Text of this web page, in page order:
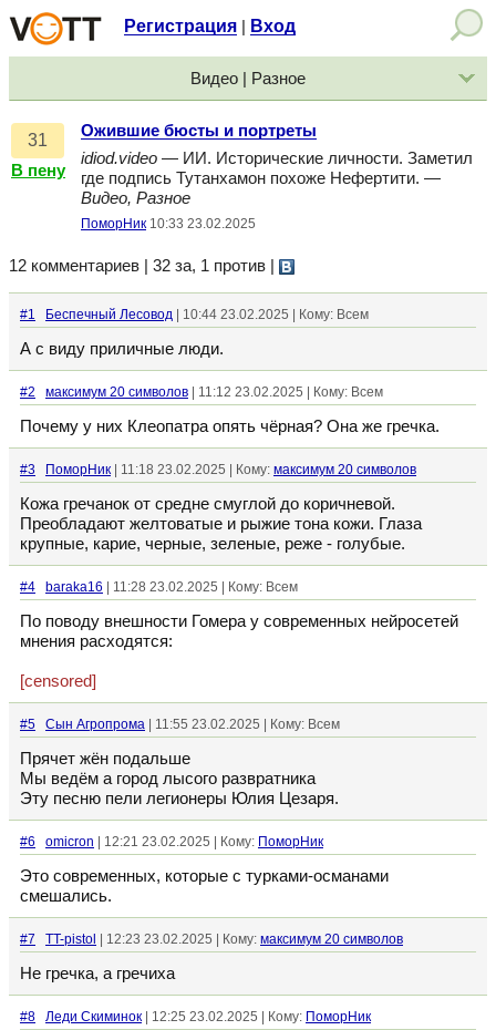
Регистрация Вход
Видео | Разное
31
В пену
Ожившие бюсты и портреты
idiod.video — ИИ. Исторические личности. Заметил
где подпись Тутанхамон похоже Нефертити. —
Видео, Разное
ПоморНик 10:33 23.02.2025
12 комментариев | 32 за, 1 против
#1 Беспечный Лесовод | 10:44 23.02.2025 | Кому: Всем
А с виду приличные люди.
#2 максимум 20 символов | 11:12 23.02.2025 | Кому: Всем
Почему у них Клеопатра опять чёрная? Она же гречка.
#3 ПоморНик | 11:18 23.02.2025 | Кому: максимум 20 символов
Кожа гречанок от средне смуглой до коричневой.
Преобладают желтоватые и рыжие тона кожи. Глаза
крупные, карие, черные, зеленые, реже - голубые.
#4 baraka16 | 11:28 23.02.2025 | Кому: Всем
По поводу внешности Гомера у современных нейросетей
мнения расходятся:
[censored]
#5 Сын Агропрома | 11:55 23.02.2025 | Кому: Всем
Прячет жён подальше
Мы ведём а город лысого развратника
Эту песню пели легионеры Юлия Цезаря.
#6 omicron | 12:21 23.02.2025 | Кому: ПоморНик
Это современных, которые с турками-османами
смешались.
#7 TT-pistol | 12:23 23.02.2025 | Кому: максимум 20 символов
Не гречка, а гречиха
#8 Леди Скиминок | 12:25 23.02.2025 | Кому: ПоморНик